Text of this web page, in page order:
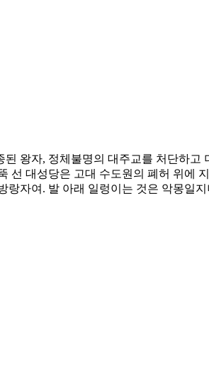
왕자, 정체불명의 대주교를 처단하고
선 대성당은 고대 수도원의 폐허 위에
랑자여. 발 아래 일렁이는 것은 악몽일지